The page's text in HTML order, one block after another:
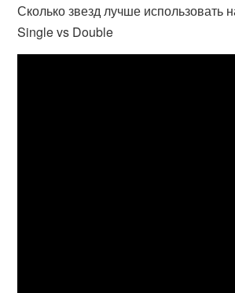
Сколько звезд лучше использовать
Single vs Double